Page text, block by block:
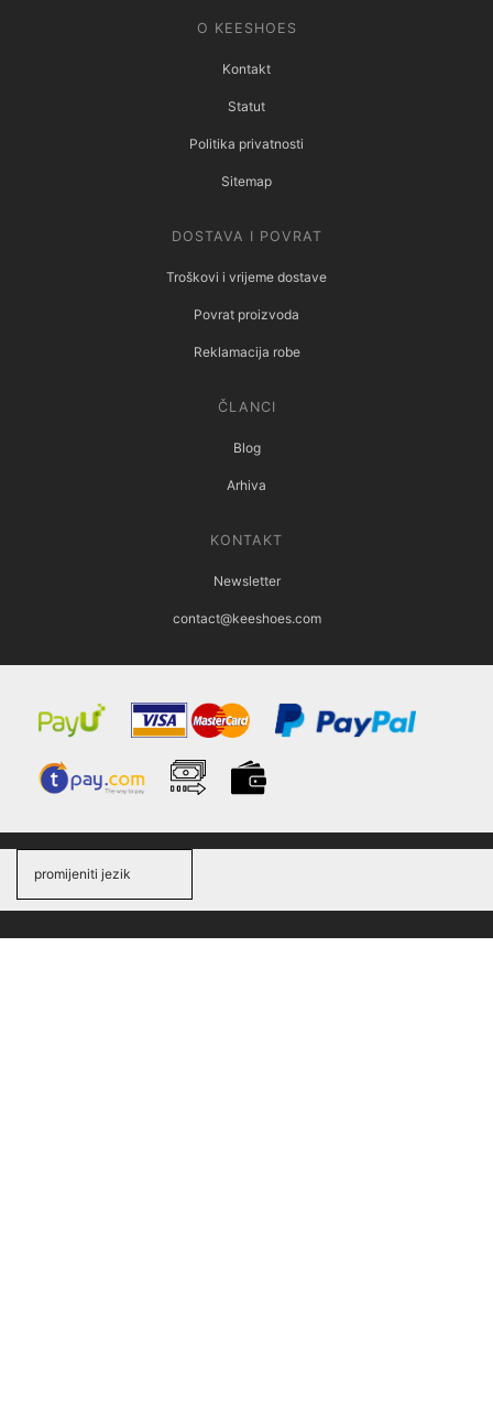
O KEESHOES
Kontakt
Statut
Politika privatnosti
Sitemap
DOSTAVA I POVRAT
Troškovi i vrijeme dostave
Povrat proizvoda
Reklamacija robe
ČLANCI
Blog
Arhiva
KONTAKT
Newsletter
contact@keeshoes.com
promijeniti jezik